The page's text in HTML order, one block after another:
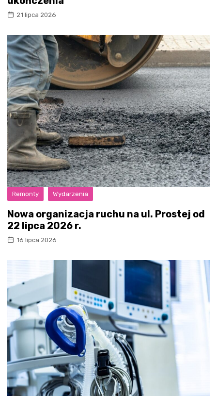
21 lipca 2026
Remonty Wydarzenia
Nowa organizacja ruchu na ul. Prostej od
22 lipca 2026 r.
16 lipca 2026